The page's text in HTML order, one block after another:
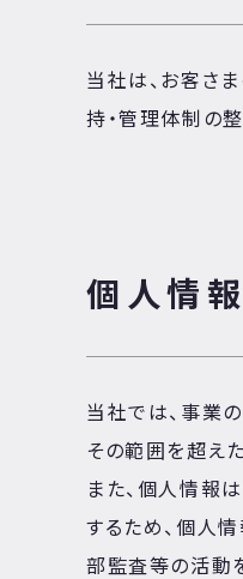
当社は、お客さ
持・管理体制の
個人情
当社では、事業
その範囲を超え
また、個人情報
するため、個人
部監査等の活動